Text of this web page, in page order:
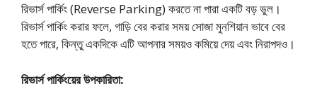
রিভার্স পার্কিং (Reverse Parking) করতে না পারা একটি বড় ভুল।
রিভার্স পার্কিং করার ফলে, গাড়ি বের করার সময় সোজা মুনশিয়ান ভাবে বের
হতে পারে, কিন্তু একদিকে এটি আপনার সময়ও কমিয়ে দেয় এবং নিরাপদও।
রিভার্স পার্কিংয়ের উপকারিতা: